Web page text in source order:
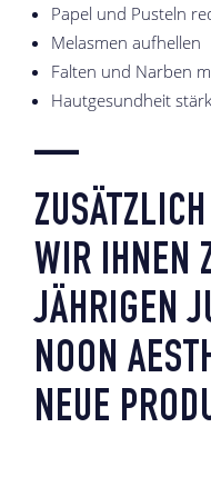
Papel und Pusteln
Melasmen aufhellen
Falten und Narben
Hautgesundheit
—
WIR IHNEN
JÄHRIGEN
NOON
NEUE